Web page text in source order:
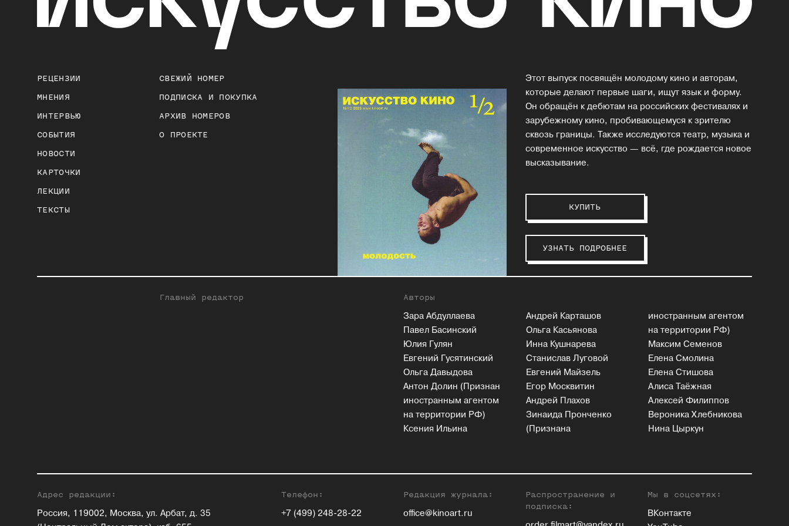
РЕЦЕНЗИИ
МНЕНИЯ
ИНТЕРВЬЮ
СОБЫТИЯ
НОВОСТИ
КАРТОЧКИ
ЛЕКЦИИ
ТЕКСТЫ
СВЕЖИЙ НОМЕР
ПОДПИСКА И ПОКУПКА
АРХИВ НОМЕРОВ
О ПРОЕКТЕ
Этот выпуск посвящён молодому кино и авторам,
которые делают первые шаги, ищут язык и форму.
Он обращён к дебютам на российских фестивалях и
зарубежному кино, пробивающемуся к зрителю
сквозь границы. Также исследуются театр, музыка и
современное искусство — всё, где рождается новое
высказывание.
КУПИТЬ
УЗНАТЬ ПОДРОБНЕЕ
Главный редактор Авторы
Зара Абдуллаева
Павел Басинский
Юлия Гулян
Евгений Гусятинский
Ольга Давыдова
Антон Долин (Признан
иностранным агентом
на территории РФ)
Ксения Ильина
Андрей Карташов
Ольга Касьянова
Инна Кушнарева
Станислав Луговой
Евгений Майзель
Егор Москвитин
Андрей Плахов
Зинаида Пронченко
(Признана
иностранным агентом
на территории РФ)
Максим Семенов
Елена Смолина
Елена Стишова
Алиса Таёжная
Алексей Филиппов
Вероника Хлебникова
Нина Цыркун
Адрес редакции:
Россия, 119002, Москва, ул. Арбат, д. 35
Телефон:
+7 (499) 248-28-22
Редакция журнала:
office@kinoart.ru
Распространение и
подписка:
Мы в соцсетях:
ВКонтакте